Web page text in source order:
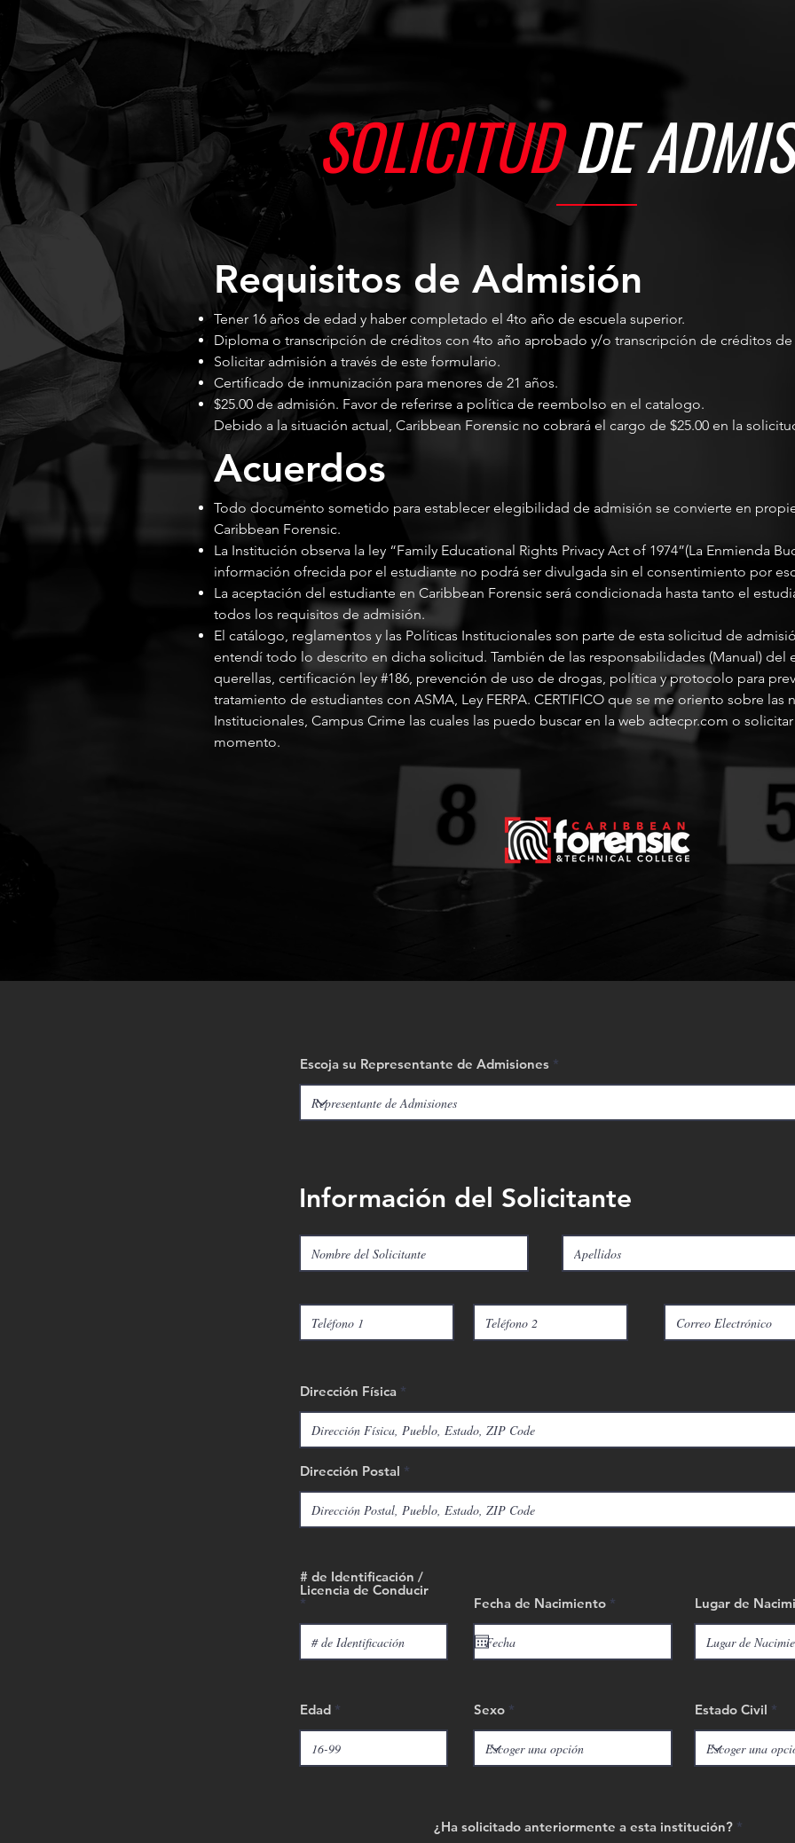
SOLICITUDDE
Requisitos de Admisión
Tener 16 años de edad y haber completado el 4​to​ año de escuela superior.
Diploma o transcripción de créditos con 4to año aprobado y/o transcripción de créditos de
Solicitar admisión a través de este formulario.
Certificado de inmunización para menores de 21 años.
$25.00 de admisión. Favor de referirse a política de reembolso en el catalogo.
Debido a la situación actual, Caribbean Forensic no cobrará el cargo de $25.00 en la
Acuerdos
Todo documento sometido para establecer elegibilidad de admisión se convierte en
Caribbean Forensic.
La Institución observa la ley “Family Educational Rights Privacy Act of 1974”(La Enmienda
información ofrecida por el estudiante no podrá ser divulgada sin el consentimiento por
La aceptación del estudiante en Caribbean Forensic será condicionada hasta tanto el
todos los requisitos de admisión.
El catálogo, reglamentos y las Políticas Institucionales son parte de esta solicitud de
entendí todo lo descrito en dicha solicitud. También de las responsabilidades (Manual)
querellas, certificación ley #186, prevención de uso de drogas, política y protocolo para
tratamiento de estudiantes con ASMA, Ley FERPA. CERTIFICO que se me oriento sobre las
Institucionales, Campus Crime las cuales las puedo buscar en la web adtecpr.com​ o
momento.
Escoja su Representante de Admisiones
Información del Solicitante
Dirección Física
Dirección Postal
# de Identificación /
Licencia de Conducir
Fecha de Nacimiento *
q
i
Lugar de
Edad Sexo Estado Civil
¿Ha solicitado anteriormente a esta institución? *